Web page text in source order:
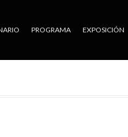
PROGRAMA EXPOSICIÓN